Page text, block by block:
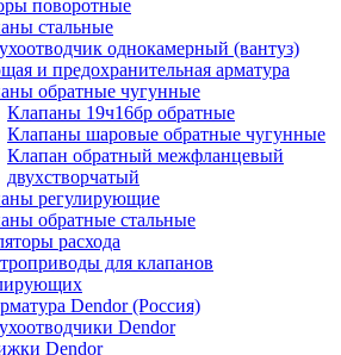
поворотные
стальные
однокамерный (вантуз)
и предохранительная арматура
обратные чугунные
Клапаны 19ч16бр обратные
Клапаны шаровые обратные чугунные
Клапан обратный межфланцевый
двухстворчатый
регулирующие
обратные стальные
расхода
для клапанов
Dendor (Россия)
Dendor
Dendor